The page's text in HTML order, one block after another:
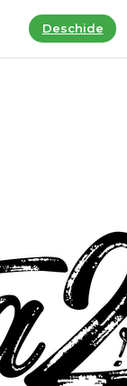
Deschide